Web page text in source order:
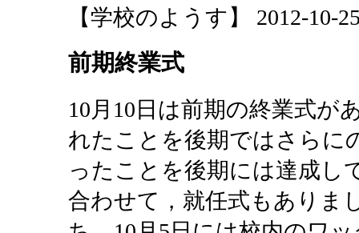
【学校のようす】 2012-10-
前期終業式
10月10日は前期の終業式が
れたことを後期ではさらに
ったことを後期には達成し
合わせて，就任式もありま